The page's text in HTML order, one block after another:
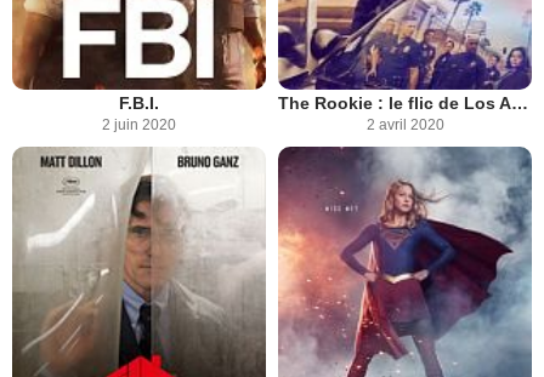
F.B.I.
2 juin 2020
The Rookie : le flic de Los Angeles
2 avril 2020